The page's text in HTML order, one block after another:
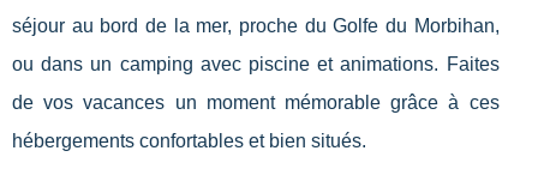
séjour au bord de la mer, proche du Golfe du Morbihan,
ou dans un camping avec piscine et animations. Faites
de vos vacances un moment mémorable grâce à ces
hébergements confortables et bien situés.